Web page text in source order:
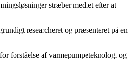
stræber mediet efter at
researcheret og præsenteret på en
forståelse af varmepumpeteknologi og